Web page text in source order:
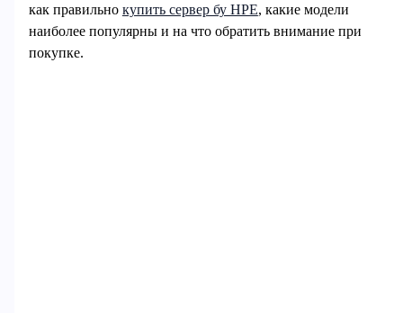
как правильно купить сервер бу HPE, какие модели
наиболее популярны и на что обратить внимание при
покупке.